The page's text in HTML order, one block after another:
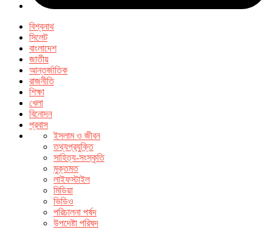
বিশ্বনাথ
সিলেট
বাংলাদেশ
জাতীয়
আন্তর্জাতিক
রাজনীতি
শিক্ষা
খেলা
বিনোদন
প্রবাস
ইসলাম ও জীবন
তথ্যপ্রযুক্তি
সাহিত্য-সংস্কৃতি
মুক্তমত
লাইফস্টাইল
মিডিয়া
ভিডিও
পরিচালনা পর্ষদ
উপদেষ্টা পরিষদ